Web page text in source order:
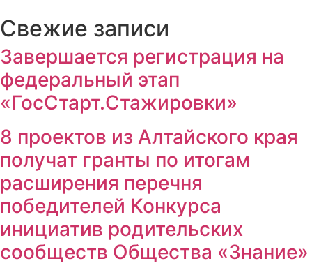
Свежие записи
Завершается регистрация на
федеральный этап
«ГосСтарт.Стажировки»
8 проектов из Алтайского края
получат гранты по итогам
расширения перечня
победителей Конкурса
инициатив родительских
сообществ Общества «Знание»